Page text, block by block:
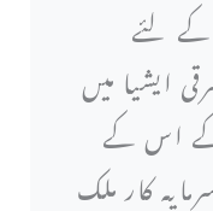
کے لئے
ایشیا میں
کے اس کے
کار ملک